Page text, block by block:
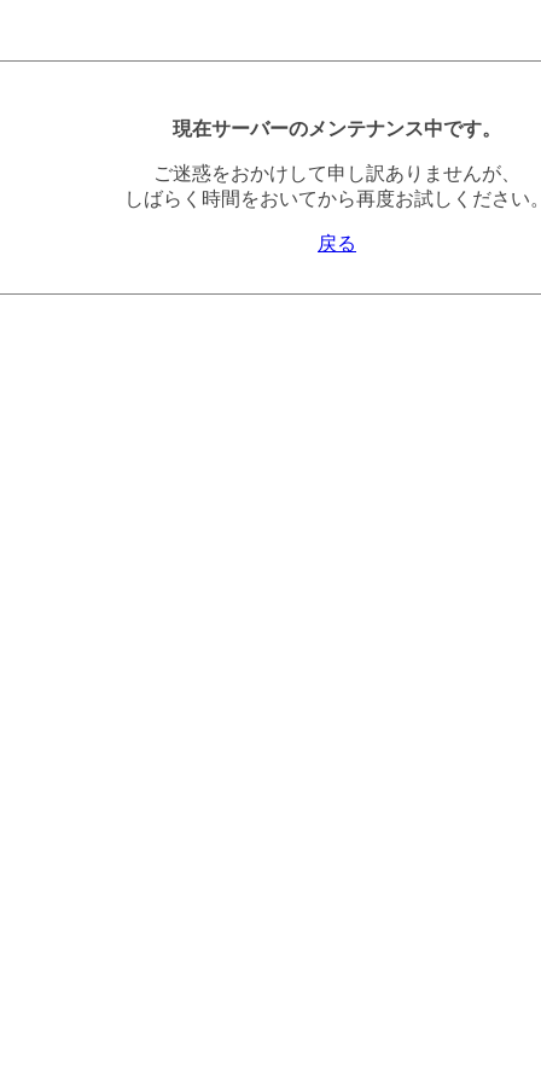
現在サーバーのメンテナンス中です。
ご迷惑をおかけして申し訳ありませんが、
しばらく時間をおいてから再度お試しください。
戻る